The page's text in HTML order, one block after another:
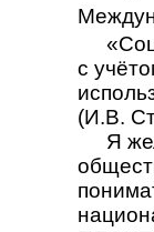
с
(И.В.
Я